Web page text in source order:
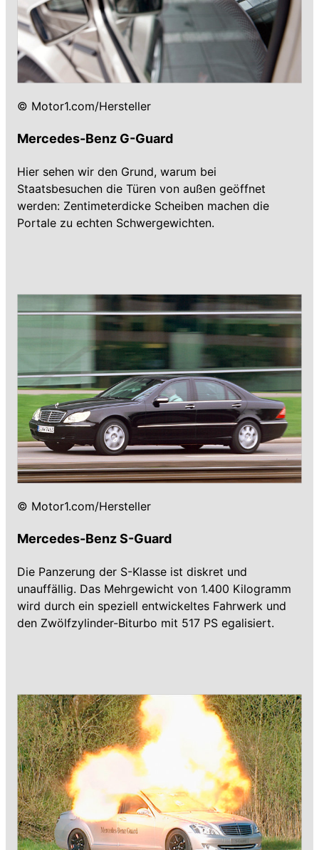
© Motor1.com/Hersteller
Mercedes-Benz G-Guard
Hier sehen wir den Grund, warum bei
Staatsbesuchen die Türen von außen geöffnet
werden: Zentimeterdicke Scheiben machen die
Portale zu echten Schwergewichten.
© Motor1.com/Hersteller
Mercedes-Benz S-Guard
Die Panzerung der S-Klasse ist diskret und
unauffällig. Das Mehrgewicht von 1.400 Kilogramm
wird durch ein speziell entwickeltes Fahrwerk und
den Zwölfzylinder-Biturbo mit 517 PS egalisiert.